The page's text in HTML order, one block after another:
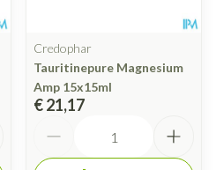
Credophar
Tauritinepure Magnesium
Amp 15x15ml
€ 21,17